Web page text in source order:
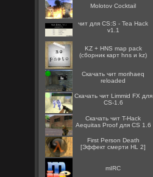
Molotov Cocktail
чит для CS:S - Tea Hack
v1.1
KZ + HNS map pack
(сборник карт hns и kz)
Скачать чит morihaeq
reloaded
Скачать чит Limmid FX для
CS-1.6
Скачать чит T-Hack
Aequitas Proof для CS 1.6
First Person Death
[Эффект смерти HL 2]
mIRC